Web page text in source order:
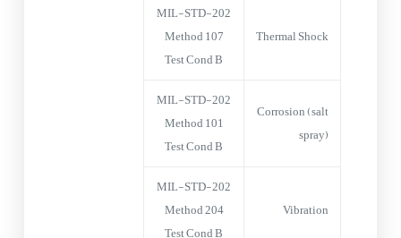
Thermal Shock
MIL-STD-202
Method 107
Test Cond B
Corrosion (salt
spray)
MIL-STD-202
Method 101
Test Cond B
Vibration
MIL-STD-202
Method 204
Test Cond B